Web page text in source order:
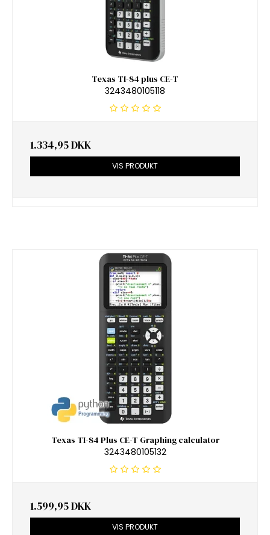
Texas TI-84 plus CE-T
3243480105118
1.334,95 DKK
VIS PRODUKT
Texas TI-84 Plus CE-T Graphing calculator
3243480105132
1.599,95 DKK
VIS PRODUKT